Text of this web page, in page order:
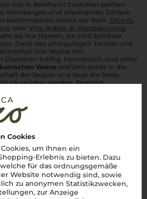
Cookies
um Ihnen ein
Erlebnis zu bieten. Dazu
für das ordnungsgemäße
Website notwendig sind, sowie
zu anonymen Statistikzwecken,
zur Anzeige
vita in Reinform! Zwischen sanften
Weinbergen und charmanten Dörfern
berühmtesten Weine der Welt. Chianti,
oder Vino Nobile di Montepulciano –
als nur Namen, sie sind Symbole
Dank des einzigartigen Terroirs und
hier Weine mit
Charakter: kräftig, harmonisch und voller
Weins entführt direkt in die
der Region und lässt die Seele
spürbar werden.Perfetto!